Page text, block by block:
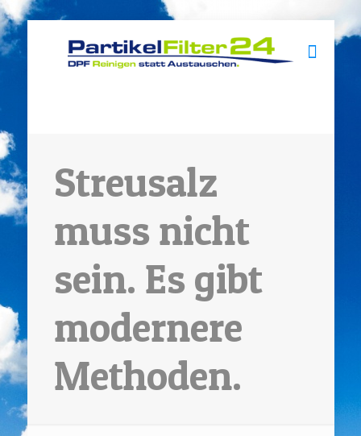
Streusalz
muss nicht
sein. Es gibt
modernere
Methoden.